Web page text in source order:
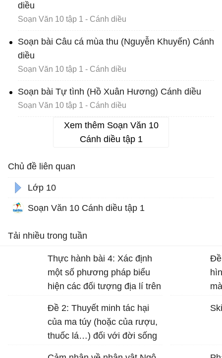
diều
Soạn Văn 10 tập 1 - Cánh diều
Soạn bài Câu cá mùa thu (Nguyễn Khuyến) Cánh
diều
Soạn Văn 10 tập 1 - Cánh diều
Soạn bài Tự tình (Hồ Xuân Hương) Cánh diều
Soạn Văn 10 tập 1 - Cánh diều
Xem thêm Soạn Văn 10
Cánh diều tập 1
Chủ đề liên quan
Lớp 10
Soạn Văn 10 Cánh diều tập 1
Tải nhiều trong tuần
Thực hành bài 4: Xác định
một số phương pháp biểu
hiện các đối tượng địa lí trên
Đề 2: Thuyết minh tác hại
của ma túy (hoặc của rượu,
thuốc lá…) đối với đời sống
Đề